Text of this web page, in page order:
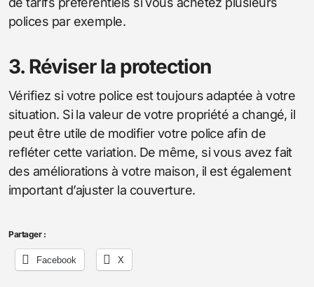
polices par exemple.
3. Réviser la protection
Vérifiez si votre police est toujours adaptée à votre
situation. Si la valeur de votre propriété a changé, il
peut être utile de modifier votre police afin de
refléter cette variation. De même, si vous avez fait
des améliorations à votre maison, il est également
important d’ajuster la couverture.
Partager :
Facebook X